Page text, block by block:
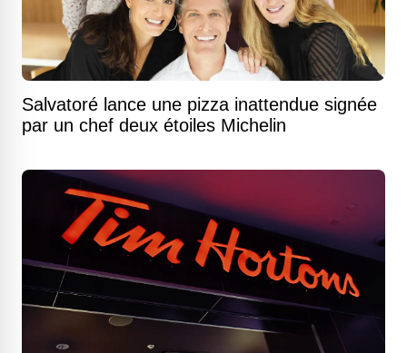
Salvatoré lance une pizza inattendue signée
par un chef deux étoiles Michelin